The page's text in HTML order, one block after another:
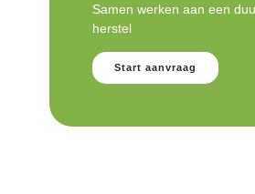
Samen werken aan een
herstel
Start aanvraag